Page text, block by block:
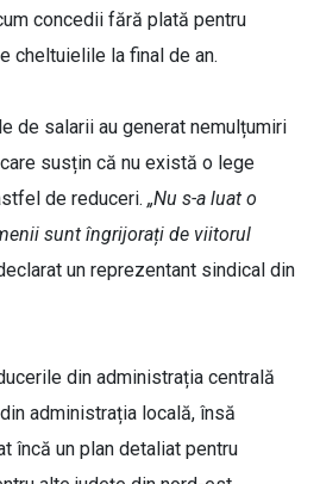
concedii fără plată pentru
cheltuielile la final de an.
de salarii au generat nemulțumiri
susțin că nu există o lege
de reduceri. „Nu s-a luat o
sunt îngrijorați de viitorul
un reprezentant sindical din
din administrația centrală
administrația locală, însă
încă un plan detaliat pentru